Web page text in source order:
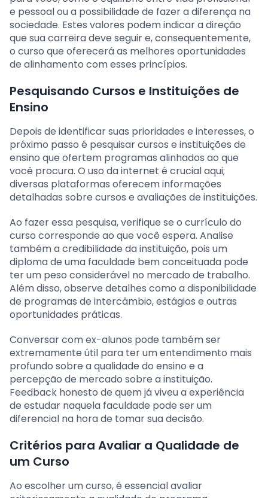
e pessoal ou a possibilidade de fazer a diferença na
sociedade. Estes valores podem indicar a direção
que sua carreira deve seguir e, consequentemente,
o curso que oferecerá as melhores oportunidades
de alinhamento com esses princípios.
Pesquisando Cursos e Instituições de
Ensino
Depois de identificar suas prioridades e interesses, o
próximo passo é pesquisar cursos e instituições de
ensino que ofertem programas alinhados ao que
você procura. O uso da internet é crucial aqui;
diversas plataformas oferecem informações
detalhadas sobre cursos e avaliações de instituições.
Ao fazer essa pesquisa, verifique se o currículo do
curso corresponde ao que você espera. Analise
também a credibilidade da instituição, pois um
diploma de uma faculdade bem conceituada pode
ter um peso considerável no mercado de trabalho.
Além disso, observe detalhes como a disponibilidade
de programas de intercâmbio, estágios e outras
oportunidades práticas.
Conversar com ex-alunos pode também ser
extremamente útil para ter um entendimento mais
profundo sobre a qualidade do ensino e a
percepção de mercado sobre a instituição.
Feedback honesto de quem já viveu a experiência
de estudar naquela faculdade pode ser um
diferencial na hora de tomar sua decisão.
Critérios para Avaliar a Qualidade de
um Curso
Ao escolher um curso, é essencial avaliar